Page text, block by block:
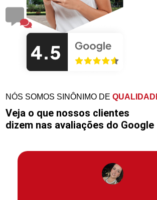
NÓS SOMOS SINÔNIMO DE
Veja o que nossos clientes
dizem nas avaliações do Google